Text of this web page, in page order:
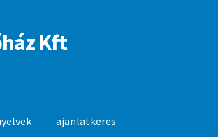
Kft
ajanlatkeres